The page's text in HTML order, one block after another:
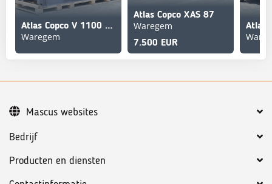
Atlas Copco V 1100 VSD
Waregem
Atlas Copco XAS 87
Waregem
7.500 EUR
Atlas
Bedrijf
Producten en diensten
Mascus websites